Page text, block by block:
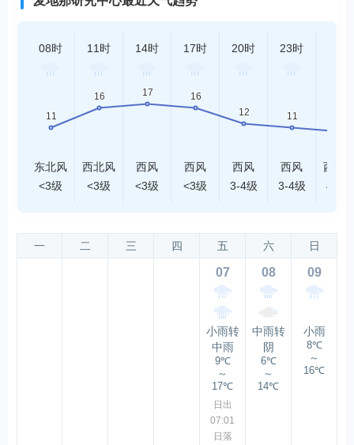
08时
东北风
<3级
11时
西北风
<3级
14时
西风
<3级
17时
西风
<3级
20时
西风
3-4级
23时
西风
3-4级
西南
4-5级
一 二 三 四 五 六 日
07
小雨转
中雨
9℃
～
17℃
日出
07:01
日落
08
中雨转
阴
6℃
～
14℃
09
小雨
8℃
～
16℃